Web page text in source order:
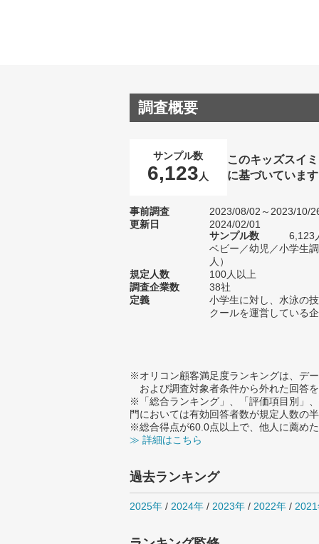
調査概要
サンプル数
6,123 人
このキッズスイ
に基づいています
事前調査
2023/08/02～2023/10/
更新日
2024/02/01
サンプル数
6,123
ベビー／幼児／小学生
人）
規定人数
100人以上
調査企業数
38社
定義
小学生に対し、水泳の
クールを運営している
※オリコン顧客満足度ランキングは、デ
および調査対象者条件から外れた回答を
※「総合ランキング」、「評価項目別」
門においては有効回答者数が規定人数の
※総合得点が60.0点以上で、他人に薦め
≫ 詳細はこちら
過去ランキング
2025年 / 2024年 / 2023年 / 2022年 /